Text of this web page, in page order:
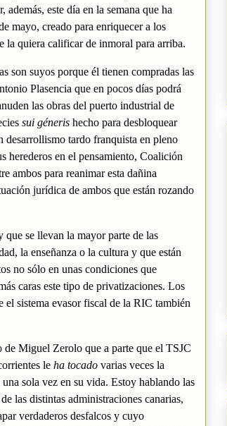
este día en la semana que ha
mayo, creado para enriquecer a los
la quiera calificar de inmoral para arriba.
son suyos porque él tienen compradas las
Plasencia que en pocos días podrá
las obras del puerto industrial de
sui géneris hecho para desbloquear
desarrollismo tardo franquista en pleno
herederos en el pensamiento, Coalición
ambos para reanimar esta dañina
jurídica de ambos que están rozando
que se llevan la mayor parte de las
la enseñanza o la cultura y que están
no sólo en unas condiciones que
caras este tipo de privatizaciones. Los
el sistema evasor fiscal de la RIC también
de Miguel Zerolo que a parte que el TSJC
le ha tocado varias veces la
sola vez en su vida. Estoy hablando las
las distintas administraciones canarias,
verdaderos desfalcos y cuyo